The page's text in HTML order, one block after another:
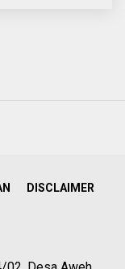
DISCLAIMER